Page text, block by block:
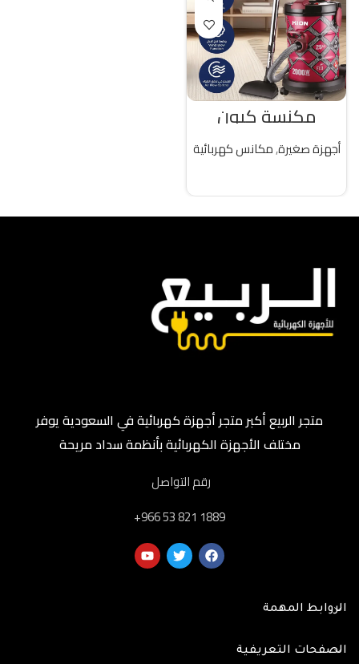
مكنسة كيون
كهربائية 25 لتر 2000واط تركىأجهزة صغيرة,مكانس كهربائية
متجر الربيع أكبر متجر أجهزة كهربائية في السعودية يوفر
مختلف الأجهزة الكهربائية بأنظمة سداد مريحة
رقم التواصل
‎+966 53 821 1889
الروابط المهمة
الصفحات التعريفية